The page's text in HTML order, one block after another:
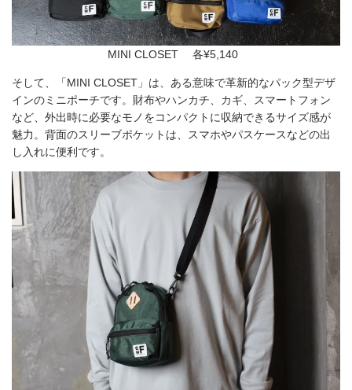
MINI CLOSET 各¥5,140
そして、「MINI CLOSET」は、ある意味で革新的なパック型デザ
インのミニポーチです。財布やハンカチ、カギ、スマートフォン
など、外出時に必要なモノをコンパクトに収納できるサイズ感が
魅力。背面のスリーブポケットは、スマホやパスケースなどの出
し入れに便利です。